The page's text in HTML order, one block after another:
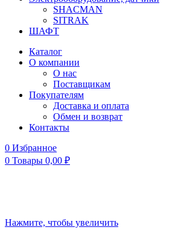
SHACMAN
SITRAK
ШАФТ
Каталог
О компании
О нас
Поставщикам
Покупателям
Доставка и оплата
Обмен и возврат
Контакты
0 Избранное
0 Товары 0,00 ₽
Нажмите, чтобы увеличить